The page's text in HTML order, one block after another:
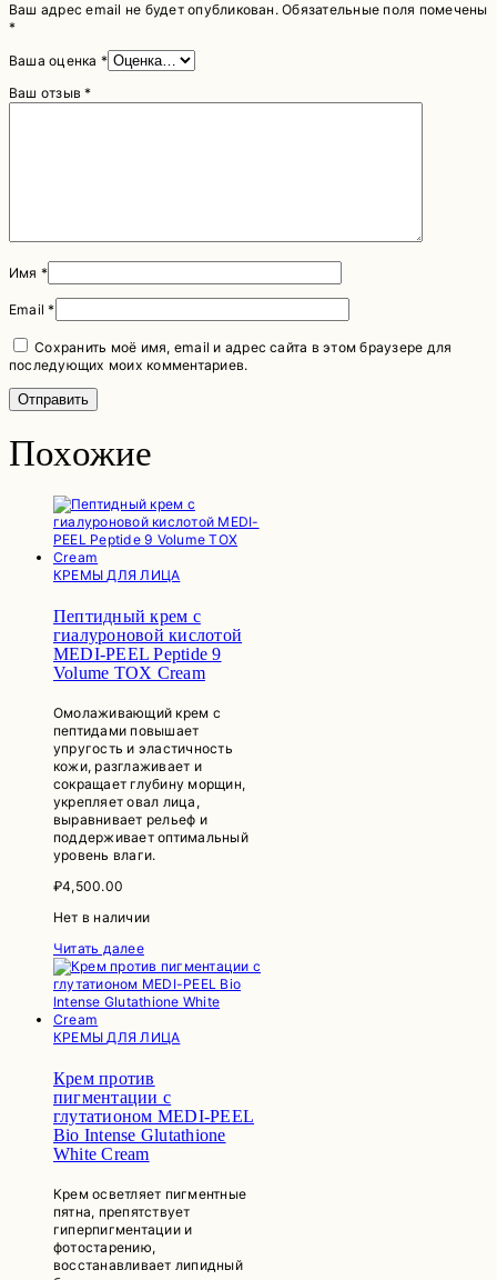
Ваш адрес email не будет опубликован. Обязательные поля помечены
*
Ваша оценка *
Ваш отзыв*
Имя *
Email*
Сохранить моё имя, email и адрес сайта в этом браузере для
последующих моих комментариев.
Похожие
КРЕМЫ ДЛЯ ЛИЦА
Пептидный крем с
гиалуроновой кислотой
MEDI-PEEL Peptide 9
Volume TOX Cream
Омолаживающий крем с
пептидами повышает
упругость и эластичность
кожи, разглаживает и
сокращает глубину морщин,
укрепляет овал лица,
выравнивает рельеф и
поддерживает оптимальный
уровень влаги.
₽4,500.00
Нет в наличии
Читать далее
КРЕМЫ ДЛЯ ЛИЦА
Крем против
пигментации с
глутатионом MEDI-PEEL
Bio Intense Glutathione
White Cream
Крем осветляет пигментные
пятна, препятствует
гиперпигментации и
фотостарению,
восстанавливает липидный